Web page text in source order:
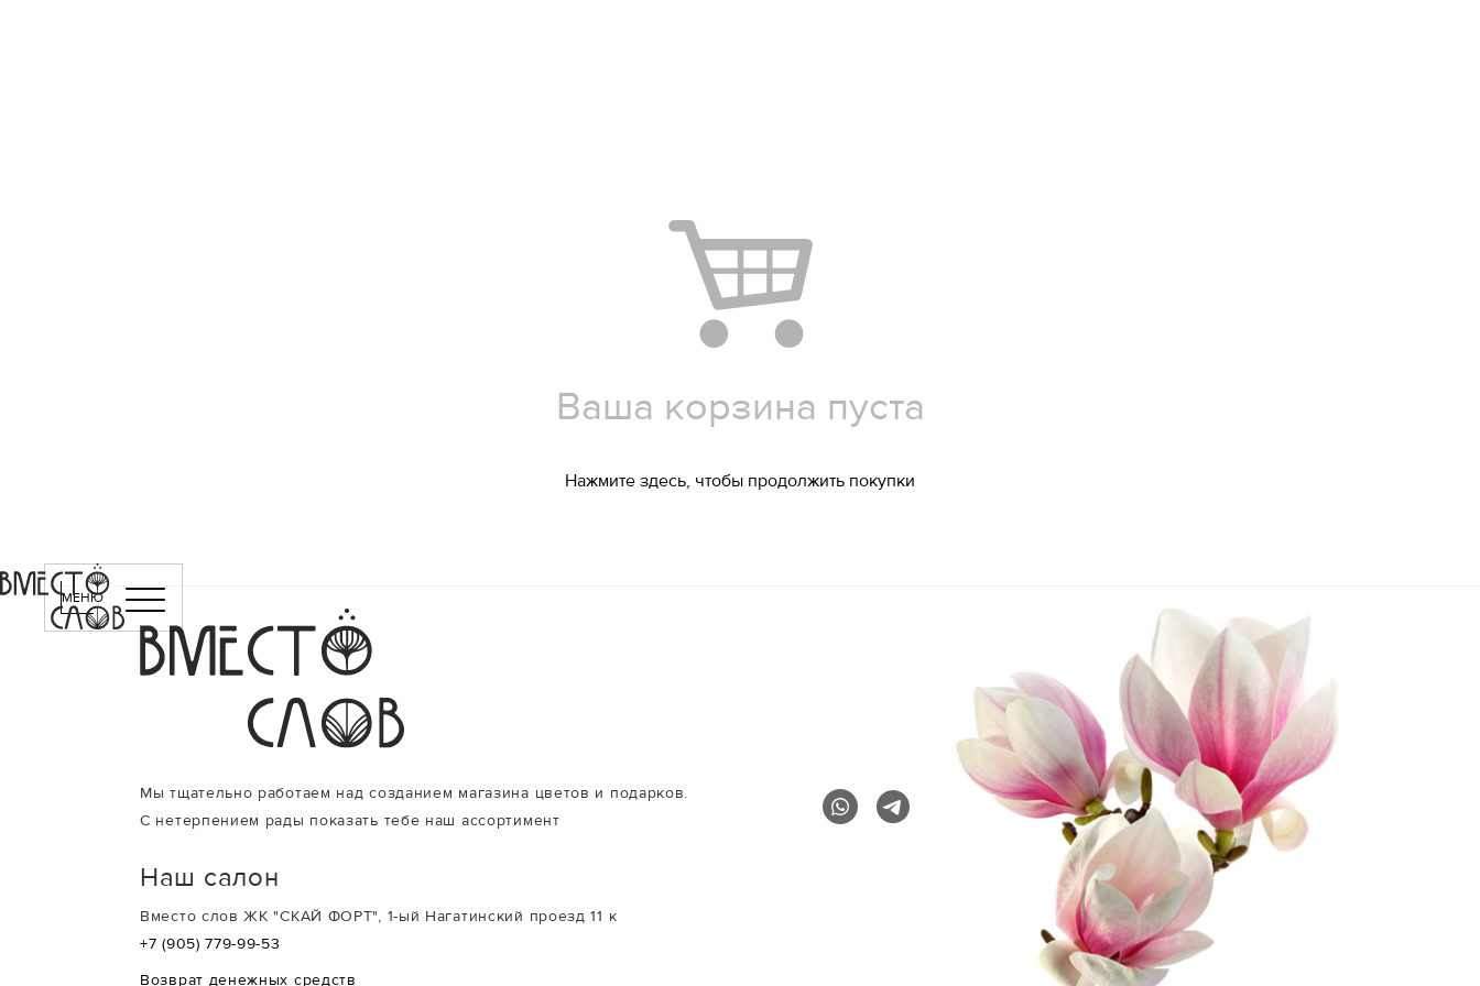
Ваша корзина пуста
Нажмите здесь, чтобы продолжить покупки
МЕНЮ
Мы тщательно работаем над созданием магазина цветов и подарков.
С нетерпением рады показать тебе наш ассортимент
Наш салон
Вместо слов ЖК "СКАЙ ФОРТ", 1-ый Нагатинский проезд 11 к
+7 (905) 779-99-53
Возврат денежных средств